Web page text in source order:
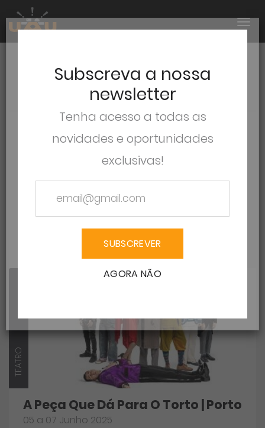
PORTEFÓLIO
TEATRO
A Peça Que Dá Para O Torto | Porto
05 a 07 Junho 2025
Subscreva a nossa
newsletter
Tenha acesso a todas as
novidades e oportunidades
exclusivas!
SUBSCREVER
AGORA NÃO